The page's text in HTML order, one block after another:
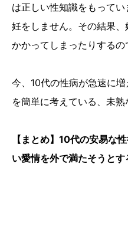
は正しい性知識をもって
妊をしません。その結果
かかってしまったりするの
今、10代の性病が急速に
を簡単に考えている、未熟
【まとめ】10代の安易な
い愛情を外で満たそうとす